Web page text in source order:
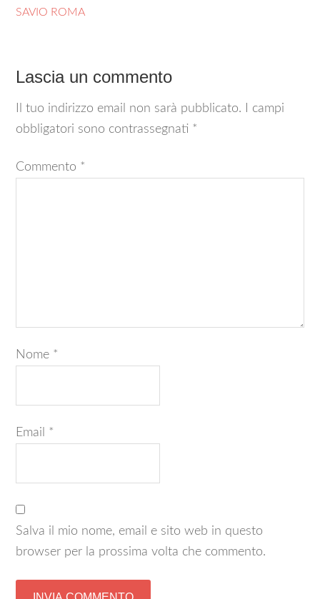
SAVIO ROMA
Lascia un commento
Il tuo indirizzo email non sarà pubblicato.
I campi
obbligatori sono contrassegnati *
Commento *
Nome *
Email *
Salva il mio nome, email e sito web in questo
browser per la prossima volta che commento.